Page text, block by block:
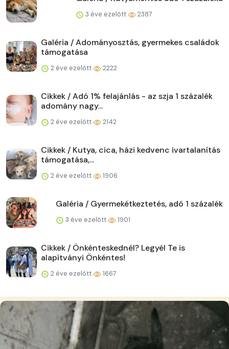
3 éve ezelőtt 2387
Galéria / Adományosztás, gyermekes családok
támogatása
2 éve ezelőtt 2222
Cikkek / Adó 1% felajánlás - az szja 1 százalék
adomány nagy...
2 éve ezelőtt 2142
Cikkek / Kutya, cica, házi kedvenc ivartalanítás
támogatása,...
2 éve ezelőtt 1906
Galéria / Gyermekétkeztetés, adó 1 százalék
3 éve ezelőtt 1901
Cikkek / Önkénteskednél? Legyél Te is
alapítványi Önkéntes!
2 éve ezelőtt 1667